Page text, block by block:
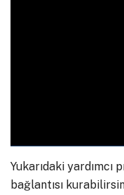
Yukarıdaki
bağlantısı